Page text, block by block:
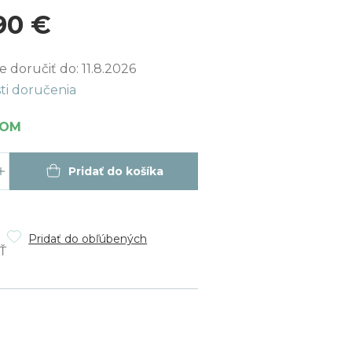
€
doručiť do: 11.8.2026
doručenia
Pridať do košíka
Pridať do obľúbených